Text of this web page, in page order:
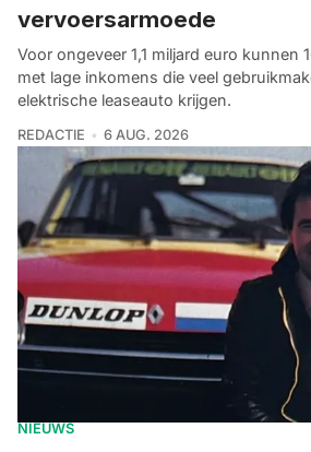
vervoersarmoede
Voor ongeveer 1,1 miljard euro kunnen
met lage inkomens die veel
elektrische leaseauto krijgen.
REDACTIE 6 AUG. 2026
NIEUWS